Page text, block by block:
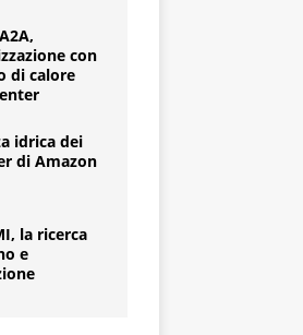
con
di calore
idrica dei
di Amazon
la ricerca
e